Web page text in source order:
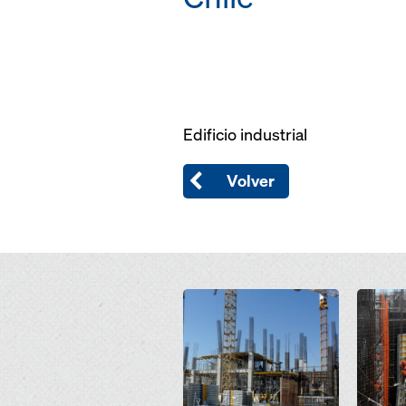
Edificio industrial
Volver
Open Open